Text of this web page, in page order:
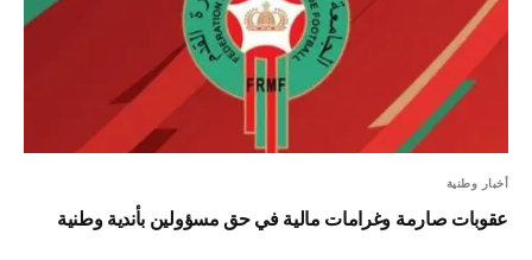
أخبار وطنية
عقوبات صارمة وغرامات مالية في حق مسؤولين بأندية وطنية